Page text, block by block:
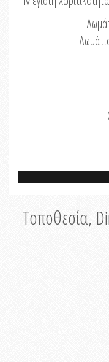
Τοποθεσία,